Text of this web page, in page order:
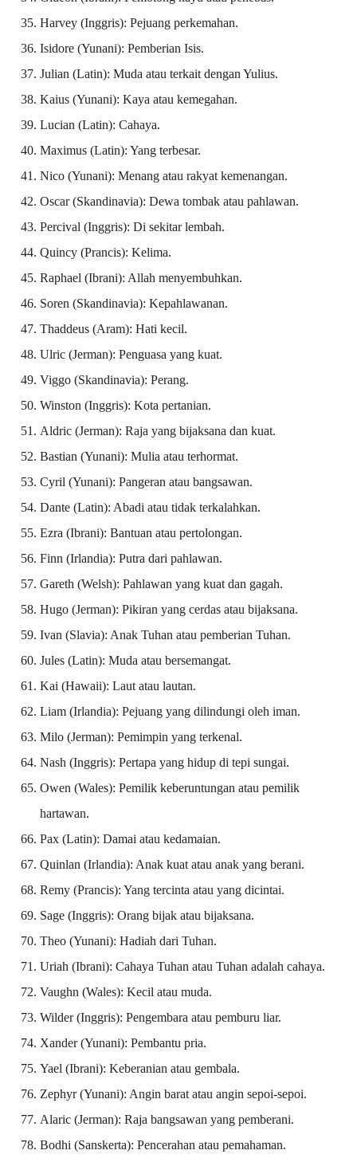
Harvey (Inggris): Pejuang perkemahan.
Isidore (Yunani): Pemberian Isis.
Julian (Latin): Muda atau terkait dengan Yulius.
Kaius (Yunani): Kaya atau kemegahan.
Lucian (Latin): Cahaya.
Maximus (Latin): Yang terbesar.
Nico (Yunani): Menang atau rakyat kemenangan.
Oscar (Skandinavia): Dewa tombak atau pahlawan.
Percival (Inggris): Di sekitar lembah.
Quincy (Prancis): Kelima.
Raphael (Ibrani): Allah menyembuhkan.
Soren (Skandinavia): Kepahlawanan.
Thaddeus (Aram): Hati kecil.
Ulric (Jerman): Penguasa yang kuat.
Viggo (Skandinavia): Perang.
Winston (Inggris): Kota pertanian.
Aldric (Jerman): Raja yang bijaksana dan kuat.
Bastian (Yunani): Mulia atau terhormat.
Cyril (Yunani): Pangeran atau bangsawan.
Dante (Latin): Abadi atau tidak terkalahkan.
Ezra (Ibrani): Bantuan atau pertolongan.
Finn (Irlandia): Putra dari pahlawan.
Gareth (Welsh): Pahlawan yang kuat dan gagah.
Hugo (Jerman): Pikiran yang cerdas atau bijaksana.
Ivan (Slavia): Anak Tuhan atau pemberian Tuhan.
Jules (Latin): Muda atau bersemangat.
Kai (Hawaii): Laut atau lautan.
Liam (Irlandia): Pejuang yang dilindungi oleh iman.
Milo (Jerman): Pemimpin yang terkenal.
Nash (Inggris): Pertapa yang hidup di tepi sungai.
Owen (Wales): Pemilik keberuntungan atau pemilik
hartawan.
Pax (Latin): Damai atau kedamaian.
Quinlan (Irlandia): Anak kuat atau anak yang berani.
Remy (Prancis): Yang tercinta atau yang dicintai.
Sage (Inggris): Orang bijak atau bijaksana.
Theo (Yunani): Hadiah dari Tuhan.
Uriah (Ibrani): Cahaya Tuhan atau Tuhan adalah cahaya.
Vaughn (Wales): Kecil atau muda.
Wilder (Inggris): Pengembara atau pemburu liar.
Xander (Yunani): Pembantu pria.
Yael (Ibrani): Keberanian atau gembala.
Zephyr (Yunani): Angin barat atau angin sepoi-sepoi.
Alaric (Jerman): Raja bangsawan yang pemberani.
Bodhi (Sanskerta): Pencerahan atau pemahaman.